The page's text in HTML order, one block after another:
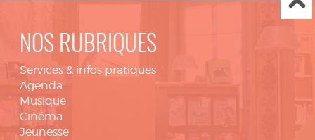
NOS RUBRIQUES
Services & infos pratiques
Agenda
Musique
Cinéma
Jeunesse